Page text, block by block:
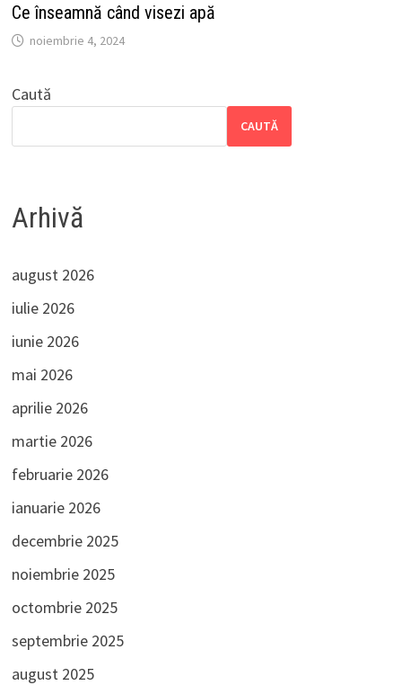
Ce înseamnă când visezi apă
noiembrie 4, 2024
Caută
CAUTĂ
Arhivă
august 2026
iulie 2026
iunie 2026
mai 2026
aprilie 2026
martie 2026
februarie 2026
ianuarie 2026
decembrie 2025
noiembrie 2025
octombrie 2025
septembrie 2025
august 2025